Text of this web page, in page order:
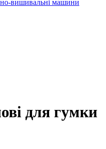
вишивальні машини
для гумки